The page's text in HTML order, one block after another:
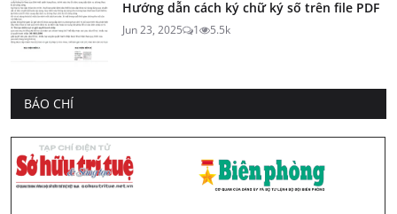
Hướng dẫn cách ký chữ ký số trên file PDF
Jun 23, 2025 1 5.5k
BÁO CHÍ